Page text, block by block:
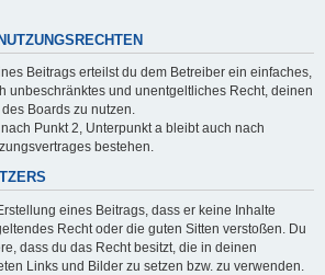
Beitrags erteilst du dem Betreiber ein einfaches,
unbeschränktes und unentgeltliches Recht, deinen
Boards zu nutzen.
Punkt 2, Unterpunkt a bleibt auch nach
bestehen.
eines Beitrags, dass er keine Inhalte
Recht oder die guten Sitten verstoßen. Du
dass du das Recht besitzt, die in deinen
Links und Bilder zu setzen bzw. zu verwenden.